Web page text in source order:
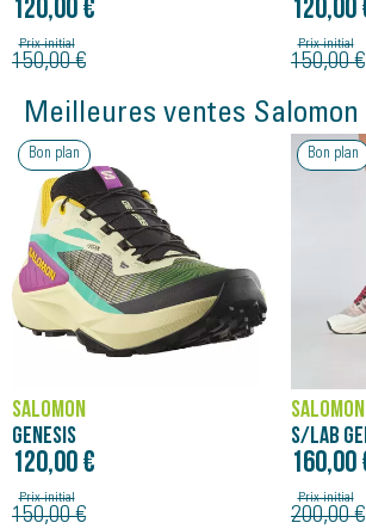
120,00 €
Prix initial
150,00 €
120,00
Prix initial
150,00 €
Meilleures ventes Salomon
Bon plan
SALOMON
GENESIS
120,00 €
Prix initial
150,00 €
Bon plan
SALOMON
S/LAB
160,00
Prix initial
200,00 €